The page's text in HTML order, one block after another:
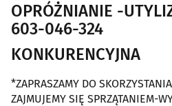
OPRÓŻNIANIE -
603-046-324
KONKURENCYJNA
*ZAPRASZAMY DO
ZAJMUJEMY SIĘ SPRZĄTANIEM-